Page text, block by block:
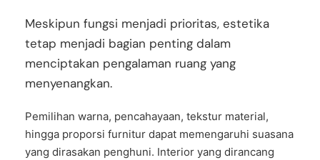
Meskipun fungsi menjadi prioritas, estetika
tetap menjadi bagian penting dalam
menciptakan pengalaman ruang yang
menyenangkan.
Pemilihan warna, pencahayaan, tekstur material,
hingga proporsi furnitur dapat memengaruhi suasana
yang dirasakan penghuni. Interior yang dirancang